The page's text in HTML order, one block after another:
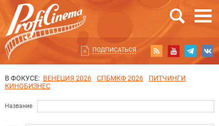
ПОДПИСАТЬСЯ
В ФОКУСЕ: ВЕНЕЦИЯ 2026 СПБМКФ 2026
ПИТЧИНГИ
КИНОБИЗНЕС
Название